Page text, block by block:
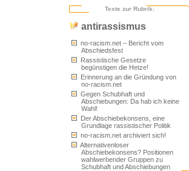
Texte zur Rubrik:
antirassismus
no-racism.net – Bericht vom
Abschiedsfest
Rassistische Gesetze
begünstigen die Hetze!
Erinnerung an die Gründung von
no-racism.net
Gegen Schubhaft und
Abschiebungen: Da hab ich keine
Wahl!
Der Abschiebekonsens, eine
Grundlage rassistischer Politik
no-racism.net archiviert sich!
Alternativenloser
Abschiebekonsens? Positionen
wahlwerbender Gruppen zu
Schubhaft und Abschiebungen